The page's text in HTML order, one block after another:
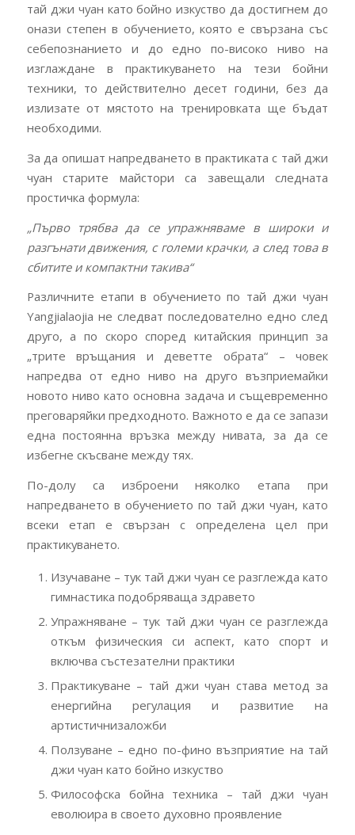
тай джи чуан като бойно изкуство да достигнем до
онази степен в обучението, която е свързана със
себепознанието и до едно по-високо ниво на
изглаждане в практикуването на тези бойни
техники, то действително десет години, без да
излизате от мястото на тренировката ще бъдат
необходими.
За да опишат напредването в практиката с тай джи
чуан старите майстори са завещали следната
простичка формула:
„Първо трябва да се упражняваме в широки и
разгънати движения, с големи крачки, а след това в
сбитите и компактни такива“
Различните етапи в обучението по тай джи чуан
Yangjialaojia не следват последователно едно след
друго, а по скоро според китайския принцип за
„трите връщания и деветте обрата“ – човек
напредва от едно ниво на друго възприемайки
новото ниво като основна задача и същевременно
преговаряйки предходното. Важното е да се запази
една постоянна връзка между нивата, за да се
избегне скъсване между тях.
По-долу са изброени няколко етапа при
напредването в обучението по тай джи чуан, като
всеки етап е свързан с определена цел при
практикуването.
Изучаване – тук тай джи чуан се разглежда като
гимнастика подобряваща здравето
Упражняване – тук тай джи чуан се разглежда
откъм физическия си аспект, като спорт и
включва състезателни практики
Практикуване – тай джи чуан става метод за
енергийна регулация и развитие на
артистичнизаложби
Ползуване – едно по-фино възприятие на тай
джи чуан като бойно изкуство
Философска бойна техника – тай джи чуан
еволюира в своето духовно проявление